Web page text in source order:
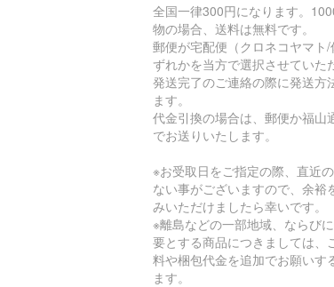
全国一律300円になります。
物の場合、送料は無料です。
郵便が宅配便（クロネコヤマト
ずれかを当方で選択させていた
発送完了のご連絡の際に発送方
ます。
代金引換の場合は、郵便か福山
でお送りいたします。
※お受取日をご指定の際、直近
ない事がございますので、余裕
みいただけましたら幸いです。
※離島などの一部地域、ならび
要とする商品につきましては、
料や梱包代金を追加でお願いす
ます。